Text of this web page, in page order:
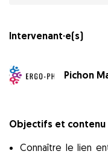
Intervenant·e(s)
Pichon
Objectifs et contenu
Connaître le lien